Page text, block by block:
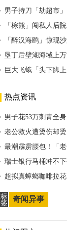
男子持刀「劫超市
「棕熊」闯私人后
「醉汉海鸥」惊现
垦丁后壁湖海域上
巨大飞蛾「头下脚
热点资讯
男子花53万刺青全
老公救火遭烫伤却
最潮霹雳腰包！「
瑞士银行马桶冲不
超拟真蟑螂咖啡拉
标
签
奇闻异事